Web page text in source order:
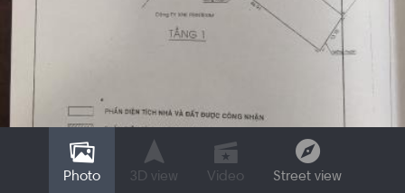
Photo 3D view Video Street view